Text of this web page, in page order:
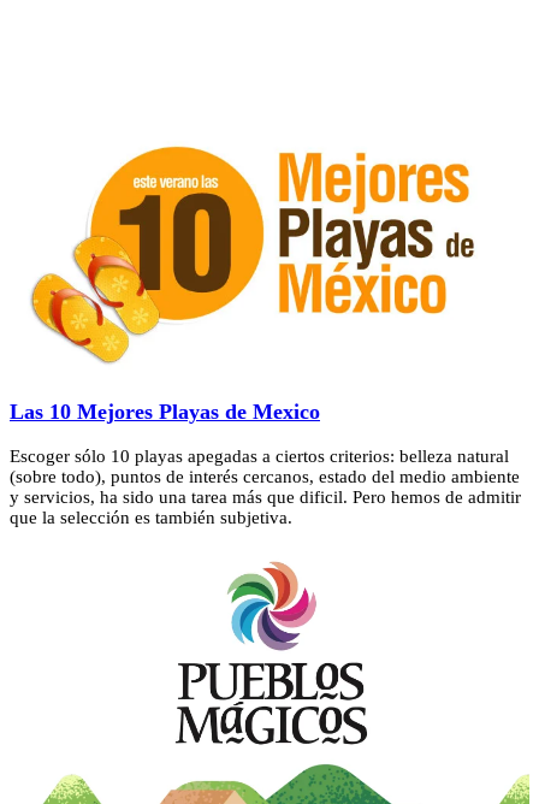
Las 10 Mejores Playas de Mexico
Escoger sólo 10 playas apegadas a ciertos criterios: belleza natural
(sobre todo), puntos de interés cercanos, estado del medio ambiente
y servicios, ha sido una tarea más que dificil. Pero hemos de admitir
que la selección es también subjetiva.